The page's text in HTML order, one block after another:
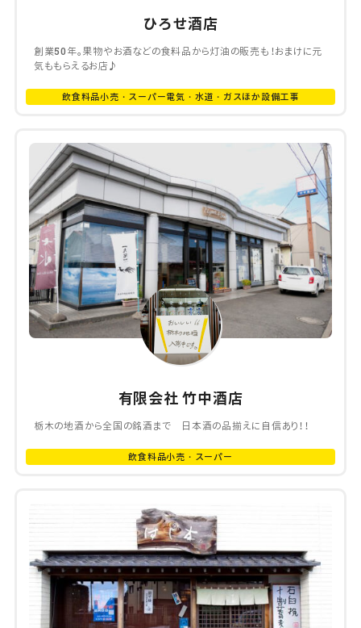
ひろせ酒店
創業50年。果物やお酒などの食料品から灯油の販売も！おまけに元
気ももらえるお店♪
飲食料品小売・スーパー電気・水道・ガスほか設備工事
有限会社 竹中酒店
栃木の地酒から全国の銘酒まで 日本酒の品揃えに自信あり！！
飲食料品小売・スーパー